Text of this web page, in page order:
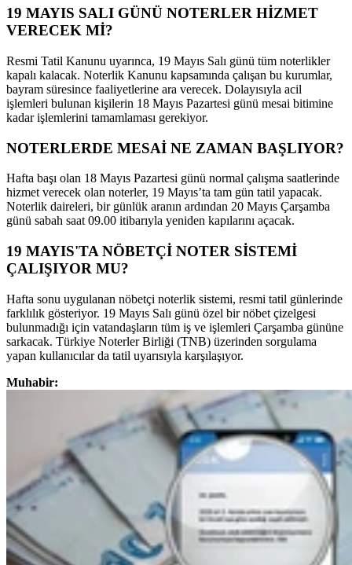
19 MAYIS SALI GÜNÜ NOTERLER HİZMET
VERECEK Mİ?
Resmi Tatil Kanunu uyarınca, 19 Mayıs Salı günü tüm noterlikler
kapalı kalacak. Noterlik Kanunu kapsamında çalışan bu kurumlar,
bayram süresince faaliyetlerine ara verecek. Dolayısıyla acil
işlemleri bulunan kişilerin 18 Mayıs Pazartesi günü mesai bitimine
kadar işlemlerini tamamlaması gerekiyor.
NOTERLERDE MESAİ NE ZAMAN BAŞLIYOR?
Hafta başı olan 18 Mayıs Pazartesi günü normal çalışma saatlerinde
hizmet verecek olan noterler, 19 Mayıs’ta tam gün tatil yapacak.
Noterlik daireleri, bir günlük aranın ardından 20 Mayıs Çarşamba
günü sabah saat 09.00 itibarıyla yeniden kapılarını açacak.
19 MAYIS'TA NÖBETÇİ NOTER SİSTEMİ
ÇALIŞIYOR MU?
Hafta sonu uygulanan nöbetçi noterlik sistemi, resmi tatil günlerinde
farklılık gösteriyor. 19 Mayıs Salı günü özel bir nöbet çizelgesi
bulunmadığı için vatandaşların tüm iş ve işlemleri Çarşamba gününe
sarkacak. Türkiye Noterler Birliği (TNB) üzerinden sorgulama
yapan kullanıcılar da tatil uyarısıyla karşılaşıyor.
Muhabir: